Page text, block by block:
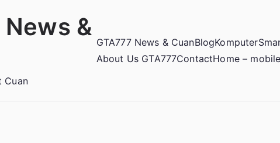
News &
Cuan
GTA777 News & CuanBlogKomputer
About Us GTA777ContactHome – mobile